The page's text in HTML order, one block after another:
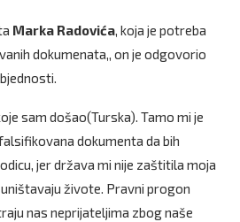
Marka Radovića, koja je potreba
dokumenata,, on je odgovorio
sam došao(Turska). Tamo mi je
dokumenta da bih
jer država mi nije zaštitila moja
živote. Pravni progon
nas neprijateljima zbog naše